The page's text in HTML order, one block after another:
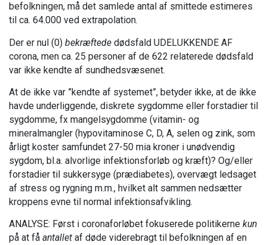
befolkningen, må det samlede antal af smittede estimeres
til ca. 64.000 ved extrapolation.
Der er nul (0) bekræftede dødsfald UDELUKKENDE AF
corona, men ca. 25 personer af de 622 relaterede dødsfald
var ikke kendte af sundhedsvæsenet.
At de ikke var ”kendte af systemet”, betyder ikke, at de ikke
havde underliggende, diskrete sygdomme eller forstadier til
sygdomme, fx mangelsygdomme (vitamin- og
mineralmangler (hypovitaminose C, D, A, selen og zink, som
årligt koster samfundet 27-50 mia kroner i unødvendig
sygdom, bl.a. alvorlige infektionsforløb og kræft)? Og/eller
forstadier til sukkersyge (prædiabetes), overvægt ledsaget
af stress og rygning m.m., hvilket alt sammen nedsætter
kroppens evne til normal infektionsafvikling.
ANALYSE: Først i coronaforløbet fokuserede politikerne kun
på at få antallet af døde viderebragt til befolkningen af en